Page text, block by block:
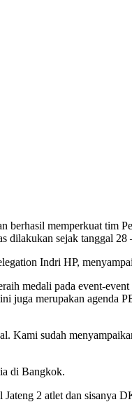
memperkuat tim
dilakukan sejak tanggal 28
Indri HP,
medali pada event-
juga merupakan
Kami sudah
di Bangkok.
2 atlet dan sisanya